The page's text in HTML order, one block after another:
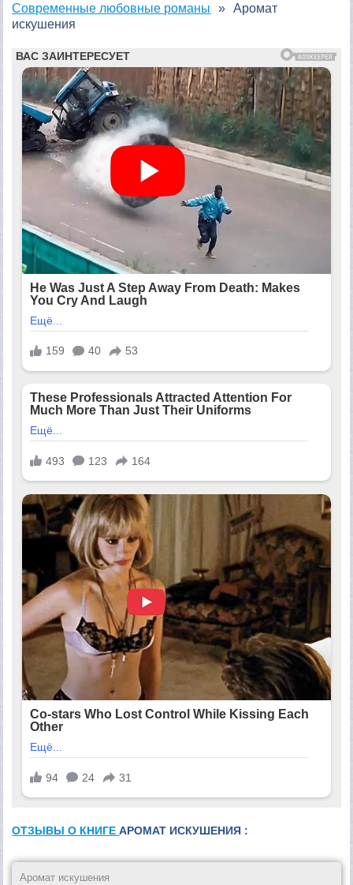
Современные любовные романы
Аромат
искушения
ОТЗЫВЫ О КНИГЕАРОМАТ ИСКУШЕНИЯ :
Аромат искушения